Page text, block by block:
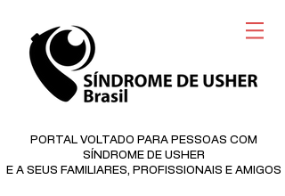
PORTAL VOLTADO PARA PESSOAS COM
SÍNDROME DE USHER
E A SEUS FAMILIARES, PROFISSIONAIS E AMIGOS